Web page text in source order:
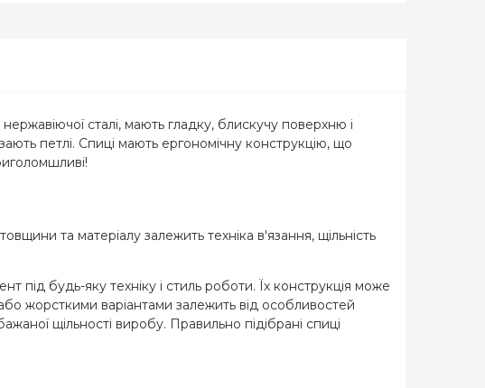
сталі, мають гладку, блискучу поверхню і
петлі. Спиці мають ергономічну конструкцію, що
та матеріалу залежить техніка в'язання, щільність
під будь-яку техніку і стиль роботи. Їх конструкція може
жорсткими варіантами залежить від особливостей
щільності виробу. Правильно підібрані спиці